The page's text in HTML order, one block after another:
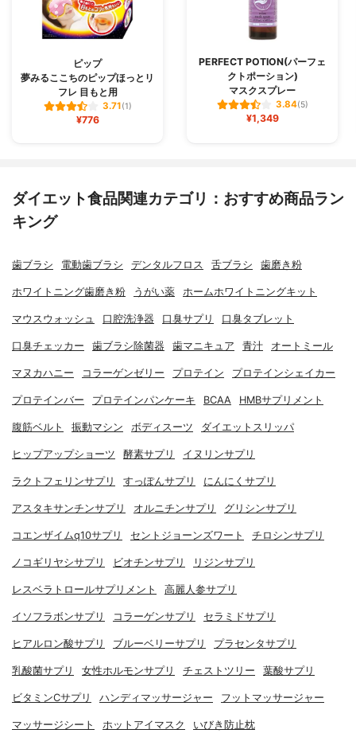
ピップ
夢みるここちのピップほっとリ
フレ 目もと用
3.71(1)
¥776
PERFECT POTION(パーフェ
クトポーション)
マスクスプレー
3.84(5)
¥1,349
ダイエット食品関連カテゴリ：おすすめ商品ラン
キング
歯ブラシ 電動歯ブラシ デンタルフロス 舌ブラシ 歯磨き粉
ホワイトニング歯磨き粉 うがい薬 ホームホワイトニングキット
マウスウォッシュ 口腔洗浄器 口臭サプリ 口臭タブレット
口臭チェッカー 歯ブラシ除菌器 歯マニキュア 青汁 オートミール
マヌカハニー コラーゲンゼリー プロテイン プロテインシェイカー
プロテインバー プロテインパンケーキ BCAA HMBサプリメント
腹筋ベルト 振動マシン ボディスーツ ダイエットスリッパ
ヒップアップショーツ 酵素サプリ イヌリンサプリ
ラクトフェリンサプリ すっぽんサプリ にんにくサプリ
アスタキサンチンサプリ オルニチンサプリ グリシンサプリ
コエンザイムq10サプリ セントジョーンズワート チロシンサプリ
ノコギリヤシサプリ ビオチンサプリ リジンサプリ
レスベラトロールサプリメント 高麗人参サプリ
イソフラボンサプリ コラーゲンサプリ セラミドサプリ
ヒアルロン酸サプリ ブルーベリーサプリ プラセンタサプリ
乳酸菌サプリ 女性ホルモンサプリ チェストツリー 葉酸サプリ
ビタミンCサプリ ハンディマッサージャー フットマッサージャー
マッサージシート ホットアイマスク いびき防止枕